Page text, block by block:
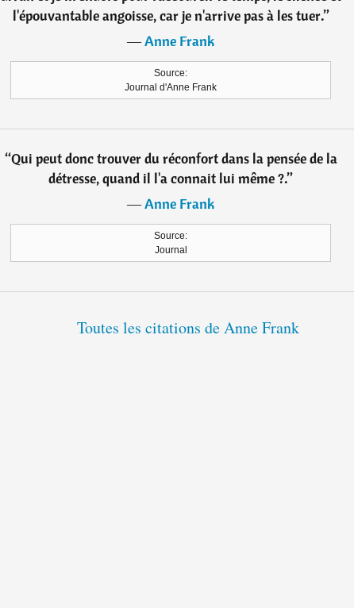
l'épouvantable angoisse, car je n'arrive pas à les tuer.”
―Anne Frank
Source:
Journal d'Anne Frank
“Qui peut donc trouver du réconfort dans la pensée de la
détresse, quand il l'a connait lui même ?.”
―Anne Frank
Source:
Journal
Toutes les citations de Anne Frank